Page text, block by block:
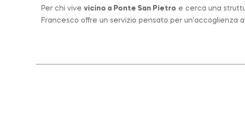
Per chi vive vicino a Ponte San Pietro e cerca una
Francesco offre un servizio pensato per un’accoglienza